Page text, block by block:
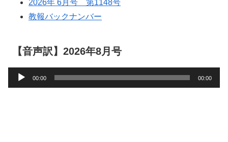
2026年 6月号 第1148号
教報バックナンバー
【音声訳】2026年8月号
声
00:00 00:00